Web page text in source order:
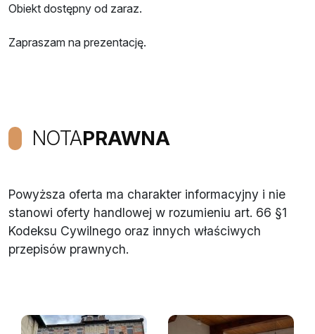
Obiekt dostępny od zaraz.
Zapraszam na prezentację.
NOTAPRAWNA
Powyższa oferta ma charakter informacyjny i nie
stanowi oferty handlowej w rozumieniu art. 66 §1
Kodeksu Cywilnego oraz innych właściwych
przepisów prawnych.